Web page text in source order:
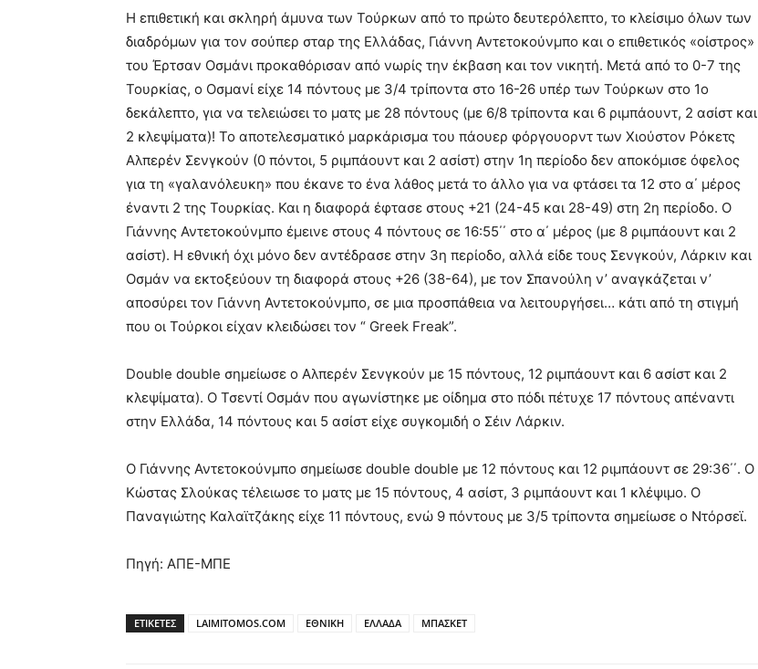
H επιθετική και σκληρή άμυνα των Τούρκων από το πρώτο δευτερόλεπτο, το κλείσιμο όλων των
διαδρόμων για τον σούπερ σταρ της Ελλάδας, Γιάννη Αντετοκούνμπο και ο επιθετικός «οίστρος»
του Έρτσαν Οσμάνι προκαθόρισαν από νωρίς την έκβαση και τον νικητή. Μετά από το 0-7 της
Τουρκίας, ο Οσμανί είχε 14 πόντους με 3/4 τρίποντα στο 16-26 υπέρ των Τούρκων στο 1ο
δεκάλεπτο, για να τελειώσει το ματς με 28 πόντους (με 6/8 τρίποντα και 6 ριμπάουντ, 2 ασίστ και
2 κλεψίματα)! Το αποτελεσματικό μαρκάρισμα του πάουερ φόργουορντ των Χιούστον Ρόκετς
Αλπερέν Σενγκούν (0 πόντοι, 5 ριμπάουντ και 2 ασίστ) στην 1η περίοδο δεν αποκόμισε όφελος
για τη «γαλανόλευκη» που έκανε το ένα λάθος μετά το άλλο για να φτάσει τα 12 στο α΄ μέρος
έναντι 2 της Τουρκίας. Και η διαφορά έφτασε στους +21 (24-45 και 28-49) στη 2η περίοδο. Ο
Γιάννης Αντετοκούνμπο έμεινε στους 4 πόντους σε 16:55΄΄ στο α΄ μέρος (με 8 ριμπάουντ και 2
ασίστ). Η εθνική όχι μόνο δεν αντέδρασε στην 3η περίοδο, αλλά είδε τους Σενγκούν, Λάρκιν και
Οσμάν να εκτοξεύουν τη διαφορά στους +26 (38-64), με τον Σπανούλη ν’ αναγκάζεται ν’
αποσύρει τον Γιάννη Αντετοκούνμπο, σε μια προσπάθεια να λειτουργήσει… κάτι από τη στιγμή
που οι Τούρκοι είχαν κλειδώσει τον “ Greek Freak”.
Double double σημείωσε ο Αλπερέν Σενγκούν με 15 πόντους, 12 ριμπάουντ και 6 ασίστ και 2
κλεψίματα). Ο Τσεντί Οσμάν που αγωνίστηκε με οίδημα στο πόδι πέτυχε 17 πόντους απέναντι
στην Ελλάδα, 14 πόντους και 5 ασίστ είχε συγκομιδή ο Σέιν Λάρκιν.
Ο Γιάννης Αντετοκούνμπο σημείωσε double double με 12 πόντους και 12 ριμπάουντ σε 29:36΄΄. Ο
Κώστας Σλούκας τέλειωσε το ματς με 15 πόντους, 4 ασίστ, 3 ριμπάουντ και 1 κλέψιμο. Ο
Παναγιώτης Καλαϊτζάκης είχε 11 πόντους, ενώ 9 πόντους με 3/5 τρίποντα σημείωσε ο Ντόρσεϊ.
Πηγή: ΑΠΕ-ΜΠΕ
ΕΤΙΚΕΤΕΣ LAIMITOMOS.COM ΕΘΝΙΚΗ ΕΛΛΑΔΑ ΜΠΑΣΚΕΤ